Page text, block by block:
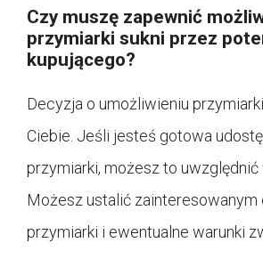
Czy muszę zapewnić
przymiarki sukni przez
kupującego?
Decyzja o umożliwieniu
Ciebie. Jeśli jesteś gotowa
przymiarki, możesz to uwzględnić
Możesz ustalić zainteresowanym
przymiarki i ewentualne warunki